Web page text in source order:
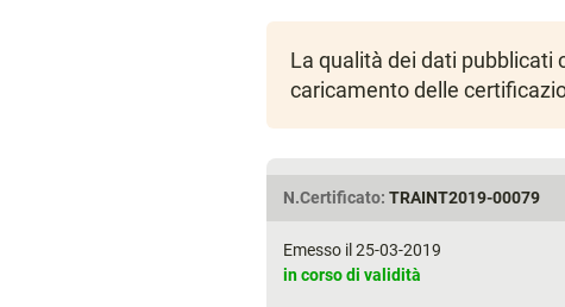
La qualità dei dati pubblicati
caricamento delle
N.Certificato: TRAINT2019-00079
Emesso il 25-03-2019
in corso di validità